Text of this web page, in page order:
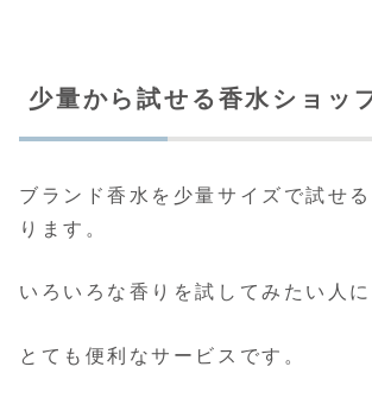
少量から試せる香水ショッ
ブランド香水を少量サイズで試せ
ります。
いろいろな香りを試してみたい人に
とても便利なサービスです。